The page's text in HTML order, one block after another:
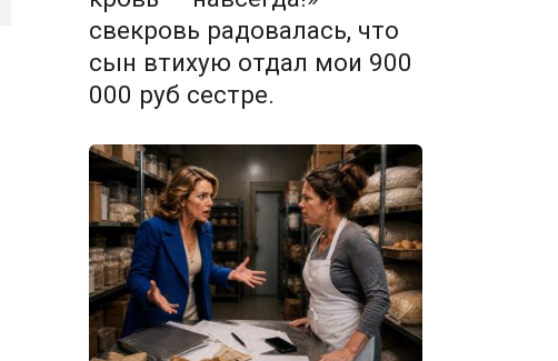
свекровь радовалась, что
сын втихую отдал мои 900
000 руб сестре.